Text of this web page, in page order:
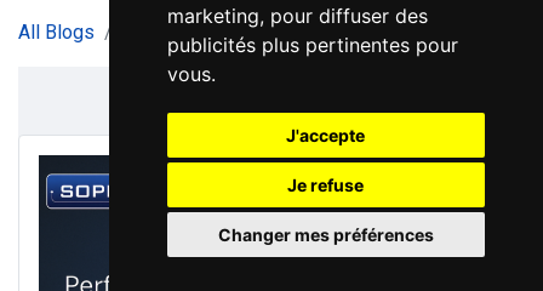
marketing, pour diffuser des
publicités plus pertinentes pour
vous.
J'accepte
Je refuse
Changer mes préférences
All Blogs Soprolec Blog Leadshine's EL8 Series